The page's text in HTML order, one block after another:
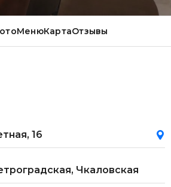
МенюКартаОтзывы
16
Чкаловская